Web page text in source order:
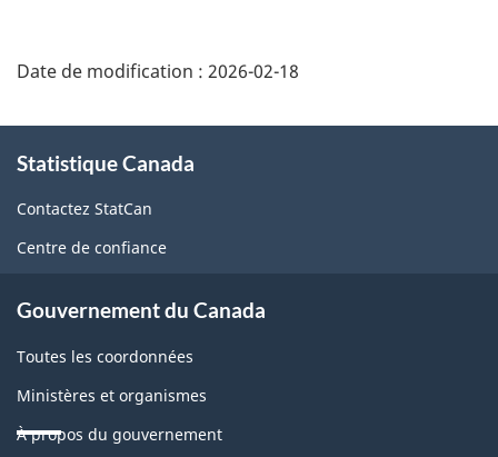
Date de modification : 2026-02-18
propos
de
ce
Statistique Canada
Contactez StatCan
Centre de confiance
Gouvernement du Canada
Toutes les coordonnées
Ministères et organismes
À propos du gouvernement